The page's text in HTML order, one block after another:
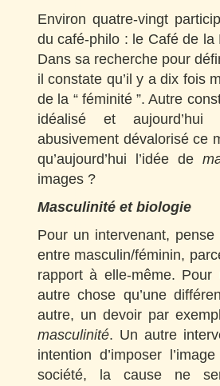
Environ quatre-vingt
du café-philo : le Café de
Dans sa recherche pour
il constate qu’il y a dix fois
de la “ féminité ”. Autre
idéalisé et aujourd’hui
abusivement dévalorisé ce
qu’aujourd’hui l’idée de
images ?
Masculinité et biologie
Pour un intervenant,
entre masculin/féminin,
rapport à elle-même.
autre chose qu’une
autre, un devoir par
masculinité. Un autre
intention d’imposer
société, la cause ne